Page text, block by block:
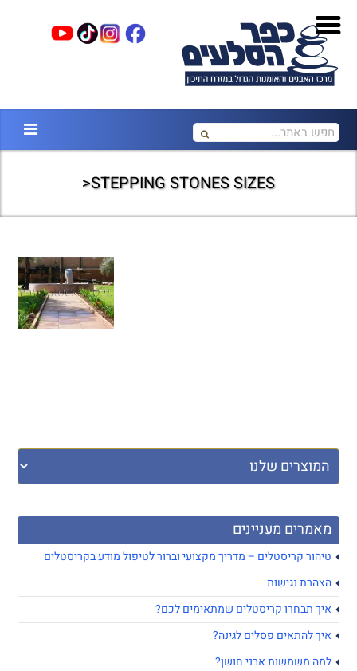
STEPPING STONES SIZES<
מאמרים מעניינים
טיהור קריסטלים – מדריך מקצועי וברור לטיפול מודע בקריסטלים
הצהרת נגישות
איך תבחרו קריסטלים שמתאימים לכם?
איך להתאים פסלים לגינה?
למה משמשות אבני חושן?